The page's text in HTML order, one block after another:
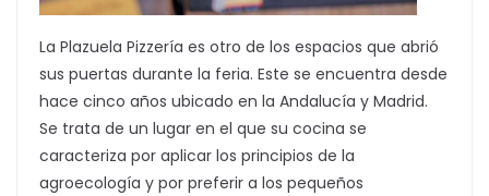
La Plazuela Pizzería es otro de los espacios que abrió
sus puertas durante la feria. Este se encuentra desde
hace cinco años ubicado en la Andalucía y Madrid.
Se trata de un lugar en el que su cocina se
caracteriza por aplicar los principios de la
agroecología y por preferir a los pequeños